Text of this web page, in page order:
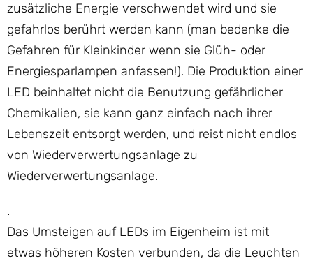
zusätzliche Energie verschwendet wird und sie
gefahrlos berührt werden kann (man bedenke die
Gefahren für Kleinkinder wenn sie Glüh- oder
Energiesparlampen anfassen!). Die Produktion einer
LED beinhaltet nicht die Benutzung gefährlicher
Chemikalien, sie kann ganz einfach nach ihrer
Lebenszeit entsorgt werden, und reist nicht endlos
von Wiederverwertungsanlage zu
Wiederverwertungsanlage.
.
Das Umsteigen auf LEDs im Eigenheim ist mit
etwas höheren Kosten verbunden, da die Leuchten